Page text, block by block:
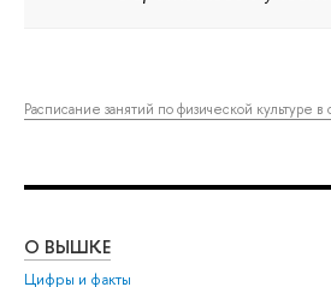
Расписание занятий по физической культуре
О ВЫШКЕ
Цифры и факты